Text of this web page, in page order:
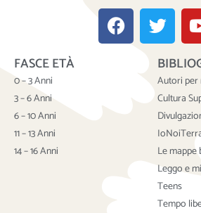
F
a
c
T
w
i
t
t
e
r
FASCE ETÀ
0 – 3 Anni
3 – 6 Anni
6 – 10 Anni
11 – 13 Anni
14 – 16 Anni
Autori per
Cultura
Le mappe
Leggo e
Teens
Tempo